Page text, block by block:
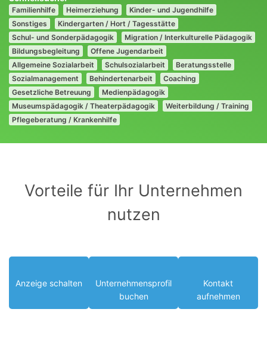
Familienhilfe Heimerziehung
Kinder- und Jugendhilfe
Sonstiges
Kindergarten / Hort / Tagesstätte
Schul- und Sonderpädagogik
Migration / Interkulturelle Pädagogik
Bildungsbegleitung
Offene Jugendarbeit
Allgemeine Sozialarbeit
Schulsozialarbeit
Beratungsstelle
Sozialmanagement
Behindertenarbeit
Coaching
Gesetzliche Betreuung
Medienpädagogik
Museumspädagogik / Theaterpädagogik
Weiterbildung / Training
Pflegeberatung / Krankenhilfe
Vorteile für Ihr Unternehmen
nutzen
Anzeige schalten
Unternehmensprofil
buchen
Kontakt
aufnehmen